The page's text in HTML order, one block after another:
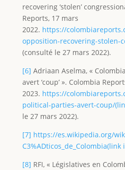
recovering ‘stolen’
Reports, 17 mars
2022. https://
opposition-recovering-stolen-
(consulté le 27 mars 2022).
[6] Adriaan Aselma, «
avert ‘coup’ ». Colombia
2023. https://
political-parties-avert-coup/
le 27 mars 2022).
[7] https://es.wikipedia.org/
C3%ADticos_de_Colombia(link
[8] RFI, « Législatives en